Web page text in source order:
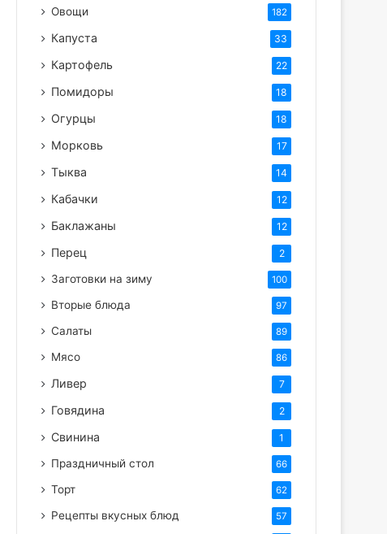
Овощи 182
Капуста 33
Картофель 22
Помидоры 18
Огурцы 18
Морковь 17
Тыква 14
Кабачки 12
Баклажаны 12
Перец 2
Заготовки на зиму 100
Вторые блюда 97
Салаты 89
Мясо 86
Ливер 7
Говядина 2
Свинина 1
Праздничный стол 66
Торт 62
Рецепты вкусных блюд 57